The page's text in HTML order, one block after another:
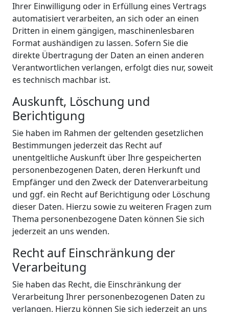
Ihrer Einwilligung oder in Erfüllung eines Vertrags
automatisiert verarbeiten, an sich oder an einen
Dritten in einem gängigen, maschinenlesbaren
Format aushändigen zu lassen. Sofern Sie die
direkte Übertragung der Daten an einen anderen
Verantwortlichen verlangen, erfolgt dies nur, soweit
es technisch machbar ist.
Auskunft, Löschung und
Berichtigung
Sie haben im Rahmen der geltenden gesetzlichen
Bestimmungen jederzeit das Recht auf
unentgeltliche Auskunft über Ihre gespeicherten
personenbezogenen Daten, deren Herkunft und
Empfänger und den Zweck der Datenverarbeitung
und ggf. ein Recht auf Berichtigung oder Löschung
dieser Daten. Hierzu sowie zu weiteren Fragen zum
Thema personenbezogene Daten können Sie sich
jederzeit an uns wenden.
Recht auf Einschränkung der
Verarbeitung
Sie haben das Recht, die Einschränkung der
Verarbeitung Ihrer personenbezogenen Daten zu
verlangen. Hierzu können Sie sich jederzeit an uns